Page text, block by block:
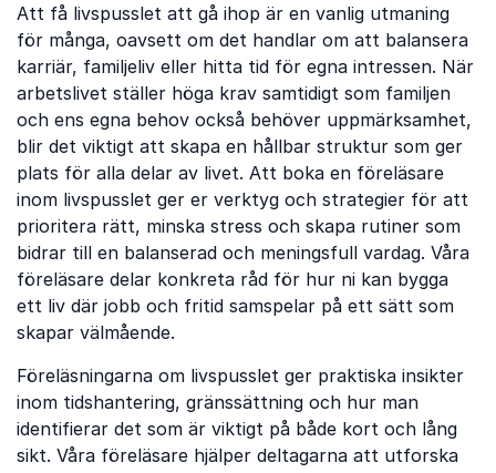
Att få livspusslet att gå ihop är en vanlig utmaning
för många, oavsett om det handlar om att balansera
karriär, familjeliv eller hitta tid för egna intressen. När
arbetslivet ställer höga krav samtidigt som familjen
och ens egna behov också behöver uppmärksamhet,
blir det viktigt att skapa en hållbar struktur som ger
plats för alla delar av livet. Att boka en föreläsare
inom livspusslet ger er verktyg och strategier för att
prioritera rätt, minska stress och skapa rutiner som
bidrar till en balanserad och meningsfull vardag. Våra
föreläsare delar konkreta råd för hur ni kan bygga
ett liv där jobb och fritid samspelar på ett sätt som
skapar välmående.
Föreläsningarna om livspusslet ger praktiska insikter
inom tidshantering, gränssättning och hur man
identifierar det som är viktigt på både kort och lång
sikt. Våra föreläsare hjälper deltagarna att utforska